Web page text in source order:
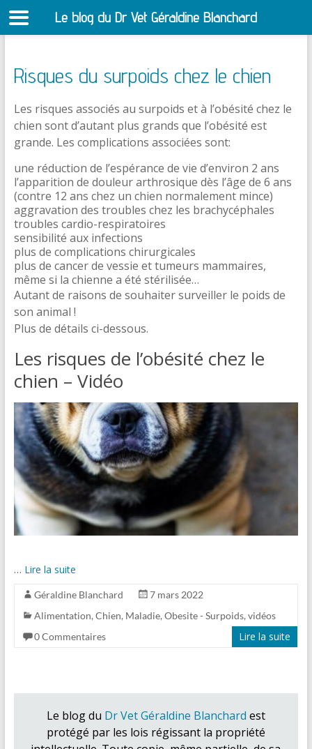
Risques du surpoids chez le chien
Les risques associés au surpoids et à l’obésité chez le
chien sont d’autant plus grands que l’obésité est
grande. Les complications associées sont:
une réduction de l’espérance de vie d’environ 2 ans
l’apparition de douleur arthrosique dès l’âge de 6 ans
(contre 12 ans chez un chien normalement mince)
aggravation des troubles chez les brachycéphales
troubles cardio-respiratoires
sensibilité aux infections
plus de complications chirurgicales
plus de cancer de vessie et tumeurs mammaires,
même si la chienne a été stérilisée…
Autant de raisons de souhaiter surveiller le poids de
son animal !
Plus de détails ci-dessous.
Les risques de l’obésité chez le
chien – Vidéo
… Lire la suite
Géraldine Blanchard
7 mars 2022
Alimentation, Chien, Maladie, Obesite - Surpoids, vidéos
0 Commentaires
Lire la suite
Le blog du Dr Vet Géraldine Blanchard est
protégé par les lois régissant la propriété
Le blog du Dr Vet Géraldine Blanchard